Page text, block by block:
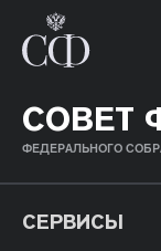
СОВЕТ
ФЕДЕРАЛЬНОГО
СЕРВИСЫ